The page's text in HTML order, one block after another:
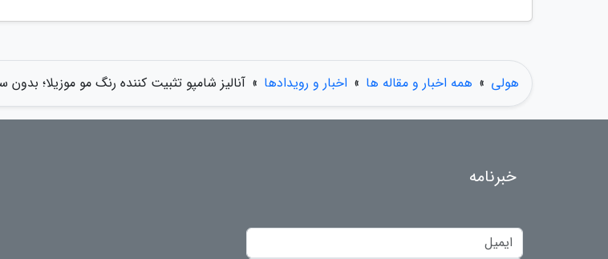
هولی » همه اخبار و مقاله ها » اخبار و رویدادها » آنالیز شامپو تثبیت کننده رنگ مو موزیلا؛ بدون سولفات با
خبرنامه